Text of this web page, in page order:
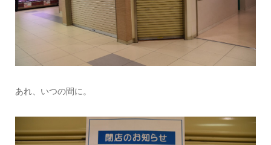
あれ、いつの間に。